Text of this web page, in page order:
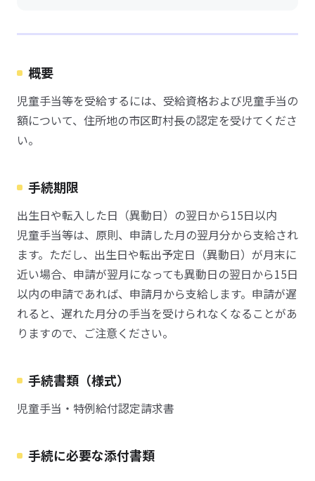
概要
児童手当等を受給するには、受給資格および児童手当の
額について、住所地の市区町村長の認定を受けてくださ
い。
手続期限
出生日や転入した日（異動日）の翌日から15日以内
児童手当等は、原則、申請した月の翌月分から支給され
ます。ただし、出生日や転出予定日（異動日）が月末に
近い場合、申請が翌月になっても異動日の翌日から15日
以内の申請であれば、申請月から支給します。申請が遅
れると、遅れた月分の手当を受けられなくなることがあ
りますので、ご注意ください。
手続書類（様式）
児童手当・特例給付認定請求書
手続に必要な添付書類